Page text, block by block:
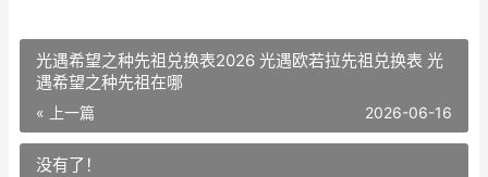
光遇希望之种先祖兑换表2026 光遇欧若拉先祖兑换表 光
遇希望之种先祖在哪
« 上一篇 2026-06-16
没有了！